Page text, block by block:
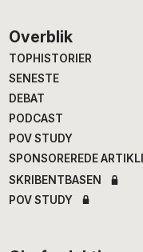
Footer
Overblik
TOPHISTORIER
SENESTE
DEBAT
PODCAST
POV STUDY
SPONSOREREDE
SKRIBENTBASEN
POV STUDY